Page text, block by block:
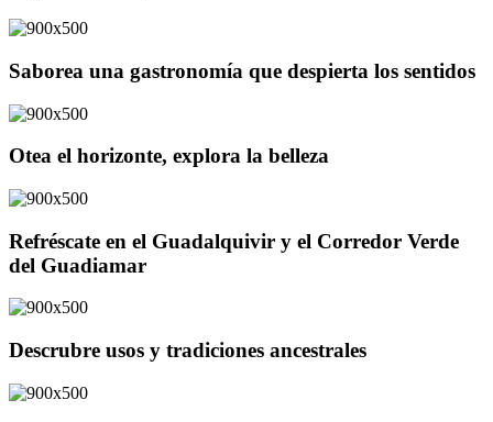
Saborea una gastronomía que despierta los sentidos
Otea el horizonte, explora la belleza
Refréscate en el Guadalquivir y el Corredor Verde
del Guadiamar
Descrubre usos y tradiciones ancestrales